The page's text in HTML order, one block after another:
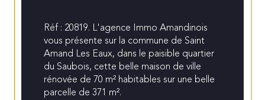
Réf : 20819. L'agence Immo Amandinois
vous présente sur la commune de Saint
Amand Les Eaux, dans le paisible quartier
du Saubois, cette belle maison de ville
rénovée de 70 m² habitables sur une belle
parcelle de 371 m².